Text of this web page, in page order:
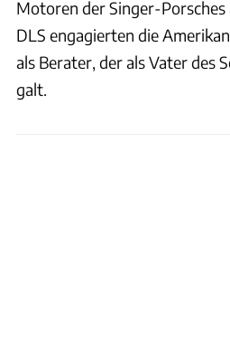
Motoren der Singer-Porsches
DLS engagierten die
als Berater, der als Vater des
galt.